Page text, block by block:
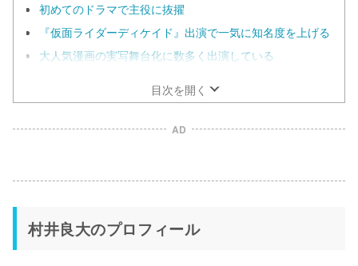
初めてのドラマで主役に抜擢
『仮面ライダーディケイド』出演で一気に知名度を上げる
大人気漫画の実写舞台化に数多く出演している
目次を開く
AD
村井良大のプロフィール